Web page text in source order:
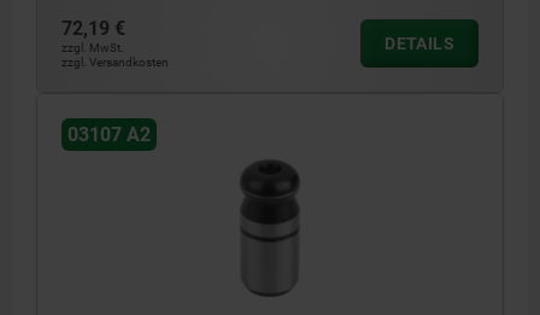
72,19 €
zzgl. MwSt.
zzgl. Versandkosten
DETAILS
03107 A2